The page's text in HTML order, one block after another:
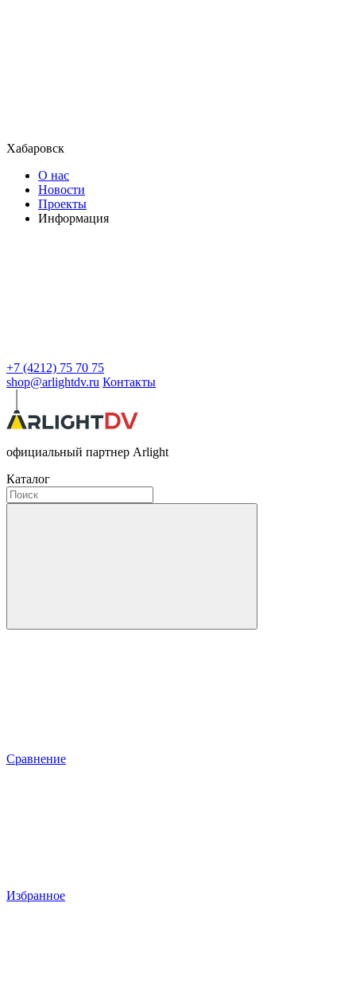
Хабаровск
О нас
Новости
Проекты
Информация
+7 (4212) 75 70 75
shop@arlightdv.ru Контакты
официальный партнер Arlight
Каталог
Сравнение
Избранное